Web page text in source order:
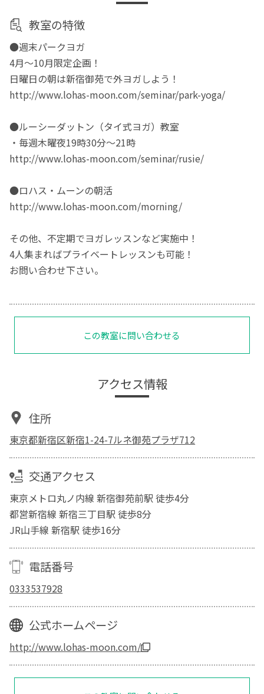
教室の特徴
●週末パークヨガ
4月〜10月限定企画！
日曜日の朝は新宿御苑で外ヨガしよう！
http://www.lohas-moon.com/seminar/park-yoga/
●ルーシーダットン（タイ式ヨガ）教室
・毎週木曜夜19時30分〜21時
http://www.lohas-moon.com/seminar/rusie/
●ロハス・ムーンの朝活
http://www.lohas-moon.com/morning/
その他、不定期でヨガレッスンなど実施中！
4人集まればプライベートレッスンも可能！
お問い合わせ下さい。
この教室に問い合わせる
アクセス情報
住所
東京都新宿区新宿1-24-7ルネ御苑プラザ712
交通アクセス
東京メトロ丸ノ内線 新宿御苑前駅 徒歩4分
都営新宿線 新宿三丁目駅 徒歩8分
JR山手線 新宿駅 徒歩16分
電話番号
0333537928
公式ホームページ
http://www.lohas-moon.com/